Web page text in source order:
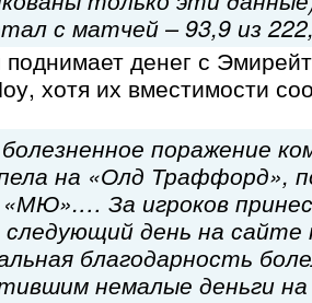
с матчей – 93,9 из
денег с
хотя их вместимости
поражение
на «Олд Траффорд»,
За игроков
день на сайте
благодарность
немалые деньги на